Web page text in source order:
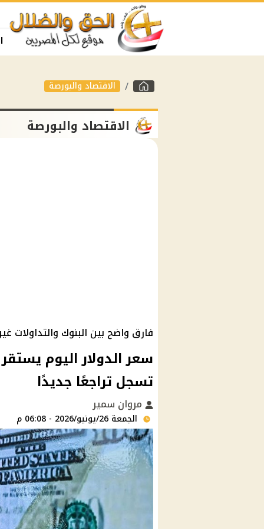
الاقتصاد والبورصة
الاقتصاد والبورصة
فارق واضح بين البنوك والتداولات
سعر الدولار اليوم
تسجل تراجعًا جديدًا
مروان سمير
الجمعة 26/يونيو/2026 - 06:08 م